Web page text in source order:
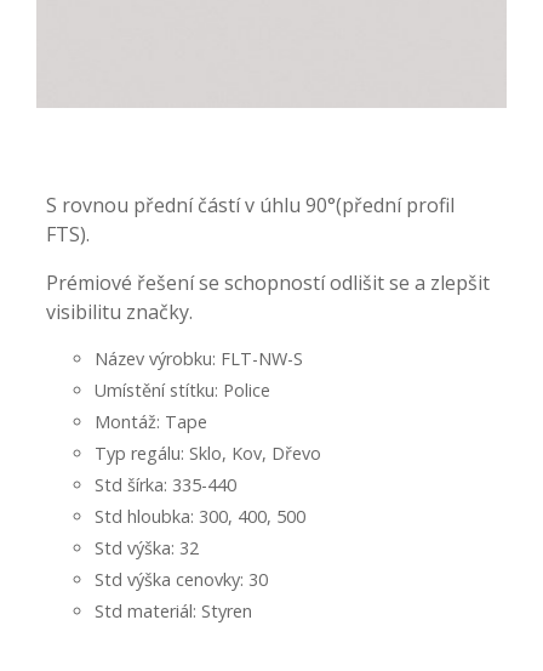
S rovnou přední částí v úhlu 90°(přední profil
FTS).
Prémiové řešení se schopností odlišit se a zlepšit
visibilitu značky.
Název výrobku: FLT-NW-S
Umístění stítku: Police
Montáž: Tape
Typ regálu: Sklo, Kov, Dřevo
Std šírka: 335-440
Std hloubka: 300, 400, 500
Std výška: 32
Std výška cenovky: 30
Std materiál: Styren